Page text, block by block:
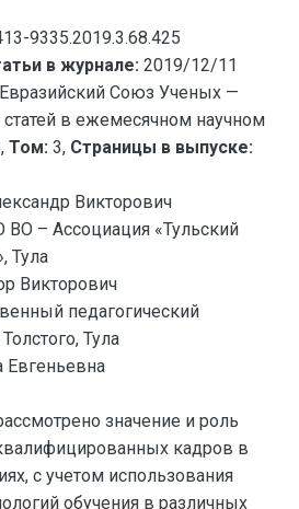
9335.2019.3.68.425
в журнале: 2019/12/11
Евразийский Союз Ученых —
в ежемесячном научном
Том: 3, Страницы в выпуске:
Викторович
ВО – Ассоциация «Тульский
Тула
Викторович
педагогический
Тула
значение и роль
кадров в
с учетом использования
обучения в различных